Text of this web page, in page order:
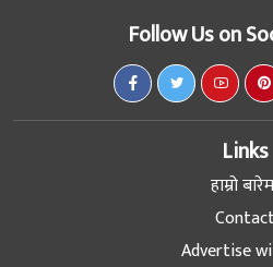
Follow Us on
Links
हाम्रो
Advertise